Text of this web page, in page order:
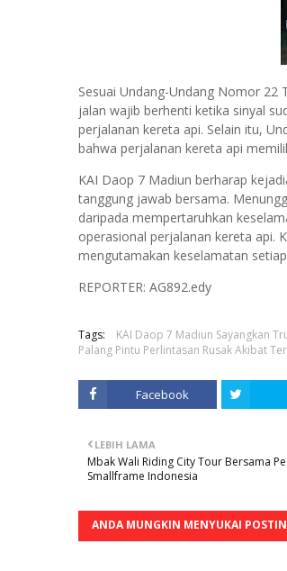
Sesuai Undang-Undang Nomor 22
jalan wajib berhenti ketika sinyal
perjalanan kereta api. Selain itu,
bahwa perjalanan kereta api
KAI Daop 7 Madiun berharap
tanggung jawab bersama.
daripada mempertaruhkan
operasional perjalanan kereta api.
mengutamakan keselamatan
REPORTER: AG892.edy
Tags:
KAI Daop 7 Madiun Sayangkan
Palang Pintu Perlintasan Rusak Akibat
Facebook
LEBIH LAMA
Mbak Wali Riding City Tour Bersama
Smallframe Indonesia
ANDA MUNGKIN MENYUKAI